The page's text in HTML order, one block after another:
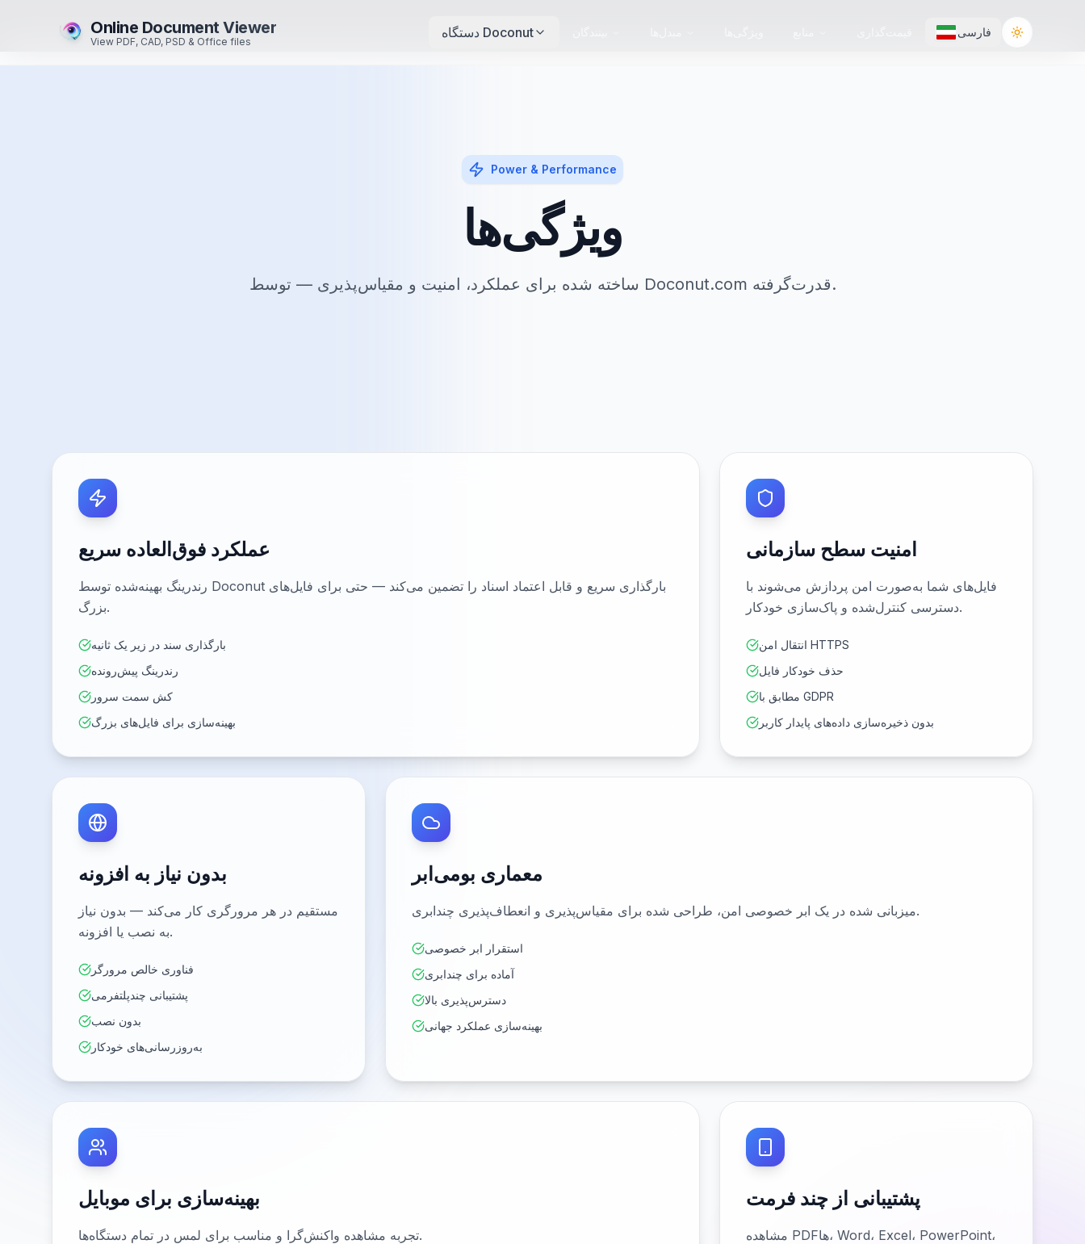
Online Document Viewer
View PDF, CAD, PSD & Office files
دستگاه Doconut فارسی Toggle
Power & Performance
ویژگی‌ها
ساخته شده برای عملکرد، امنیت و مقیاس‌پذیری — توسط Doconut.com قدرت‌گرفته.
عملکرد فوق‌العاده سریع
رندرینگ بهینه‌شده توسط Doconut بارگذاری سریع و قابل اعتماد اسناد را تضمین می‌کند — حتی برای فایل‌های
بزرگ.
بارگذاری سند در زیر یک ثانیه
رندرینگ پیش‌رونده
کش سمت سرور
بهینه‌سازی برای فایل‌های بزرگ
امنیت سطح سازمانی
فایل‌های شما به‌صورت امن پردازش می‌شوند با
دسترسی کنترل‌شده و پاک‌سازی خودکار.
انتقال امن HTTPS
حذف خودکار فایل
مطابق با GDPR
بدون ذخیره‌سازی داده‌های پایدار کاربر
بدون نیاز به افزونه
مستقیم در هر مرورگری کار می‌کند — بدون نیاز
به نصب یا افزونه.
فناوری خالص مرورگر
پشتیبانی چندپلتفرمی
بدون نصب
به‌روزرسانی‌های خودکار
معماری بومی‌ابر
میزبانی شده در یک ابر خصوصی امن، طراحی شده برای مقیاس‌پذیری و انعطاف‌پذیری چندابری.
استقرار ابر خصوصی
آماده برای چندابری
دسترس‌پذیری بالا
بهینه‌سازی عملکرد جهانی
بهینه‌سازی برای موبایل
تجربه مشاهده واکنش‌گرا و مناسب برای لمس در تمام دستگاه‌ها.
پشتیبانی از چند فرمت
مشاهده PDFها، Word، Excel، PowerPoint،